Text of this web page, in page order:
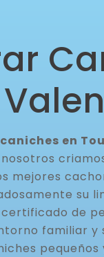
en
mejores
su
de
familiar